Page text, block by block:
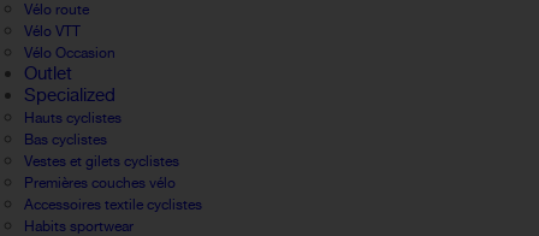
Vélo route
Vélo VTT
Vélo Occasion
Outlet
Specialized
Hauts cyclistes
Bas cyclistes
Vestes et gilets cyclistes
Premières couches vélo
Accessoires textile cyclistes
Habits sportwear